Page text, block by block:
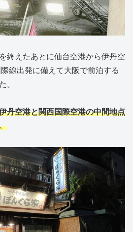
終えたあとに仙台空港から伊丹空
線出発に備えて大阪で前泊する
。
丹空港と関西国際空港の中間地点